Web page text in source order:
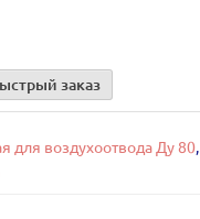
заказ
для воздухоотвода Ду 80,